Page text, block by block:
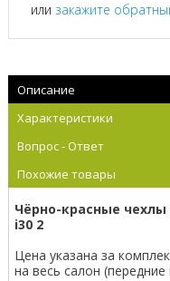
или закажите
Описание
Характеристики
Вопрос - Ответ
Похожие товары
Чёрно-красные
i30 2
Цена указана за
на весь салон (передние